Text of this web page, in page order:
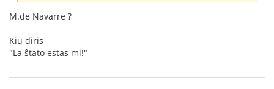
M.de Navarre ?
Kiu diris
"La ŝtato estas mi!"